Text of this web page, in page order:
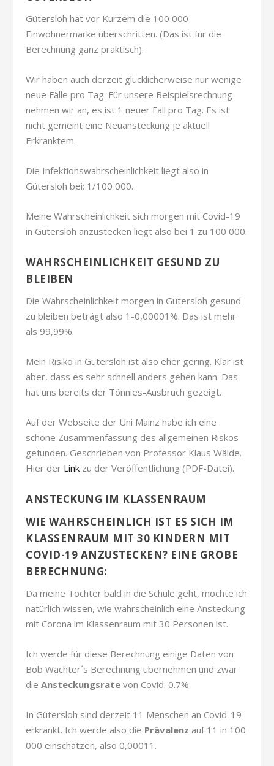
Gütersloh hat vor Kurzem die 100 000
Einwohnermarke überschritten. (Das ist für die
Berechnung ganz praktisch).
Wir haben auch derzeit glücklicherweise nur wenige
neue Fälle pro Tag. Für unsere Beispielsrechnung
nehmen wir an, es ist 1 neuer Fall pro Tag. Es ist
nicht gemeint eine Neuansteckung je aktuell
Erkranktem.
Die Infektionswahrscheinlichkeit liegt also in
Gütersloh bei: 1/100 000.
Meine Wahrscheinlichkeit sich morgen mit Covid-19
in Gütersloh anzustecken liegt also bei 1 zu 100 000.
WAHRSCHEINLICHKEIT GESUND ZU
BLEIBEN
Die Wahrscheinlichkeit morgen in Gütersloh gesund
zu bleiben beträgt also 1-0,00001%. Das ist mehr
als 99,99%.
Mein Risiko in Gütersloh ist also eher gering. Klar ist
aber, dass es sehr schnell anders gehen kann. Das
hat uns bereits der Tönnies-Ausbruch gezeigt.
Auf der Webseite der Uni Mainz habe ich eine
schöne Zusammenfassung des allgemeinen Riskos
gefunden. Geschrieben von Professor Klaus Wälde.
Hier der Link zu der Veröffentlichung (PDF-Datei).
ANSTECKUNG IM KLASSENRAUM
WIE WAHRSCHEINLICH IST ES SICH IM
KLASSENRAUM MIT 30 KINDERN MIT
COVID-19 ANZUSTECKEN? EINE GROBE
BERECHNUNG:
Da meine Tochter bald in die Schule geht, möchte ich
natürlich wissen, wie wahrscheinlich eine Ansteckung
mit Corona im Klassenraum mit 30 Personen ist.
Ich werde für diese Berechnung einige Daten von
Bob Wachter´s Berechnung übernehmen und zwar
dieAnsteckungsrate von Covid: 0.7%
In Gütersloh sind derzeit 11 Menschen an Covid-19
erkrankt. Ich werde also die Prävalenz auf 11 in 100
000 einschätzen, also 0,00011.